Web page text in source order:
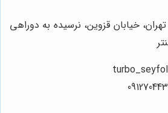
خیابان قزوین، نرسیده به دوراهی